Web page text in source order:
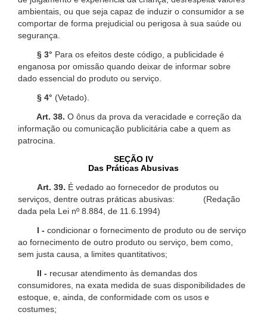
ambientais, ou que seja capaz de induzir o consumidor a se
comportar de forma prejudicial ou perigosa à sua saúde ou
segurança.
§ 3° Para os efeitos deste código, a publicidade é
enganosa por omissão quando deixar de informar sobre
dado essencial do produto ou serviço.
§ 4° (Vetado).
Art. 38. O ônus da prova da veracidade e correção da
informação ou comunicação publicitária cabe a quem as
patrocina.
SEÇÃO IV
Das Práticas Abusivas
Art. 39. É vedado ao fornecedor de produtos ou
serviços, dentre outras práticas abusivas: (Redação
dada pela Lei nº 8.884, de 11.6.1994)
I - condicionar o fornecimento de produto ou de serviço
ao fornecimento de outro produto ou serviço, bem como,
sem justa causa, a limites quantitativos;
II - recusar atendimento às demandas dos
consumidores, na exata medida de suas disponibilidades de
estoque, e, ainda, de conformidade com os usos e
costumes;